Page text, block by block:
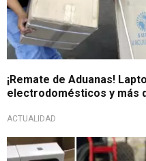
¡Remate de Aduanas!
electrodomésticos y más
ACTUALIDAD
¡No te lo pierdas!